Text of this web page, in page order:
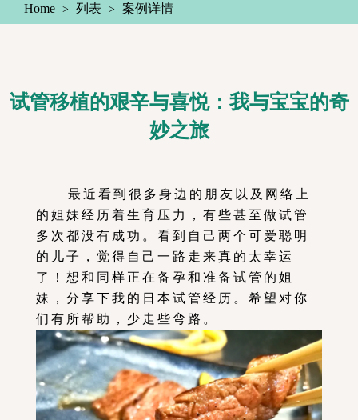
Home 列表 案例详情
试管移植的艰辛与喜悦：我与宝宝的奇
妙之旅
最近看到很多身边的朋友以及网络上
的姐妹经历着生育压力，有些甚至做试管
多次都没有成功。看到自己两个可爱聪明
的儿子，觉得自己一路走来真的太幸运
了！想和同样正在备孕和准备试管的姐
妹，分享下我的日本试管经历。希望对你
们有所帮助，少走些弯路。